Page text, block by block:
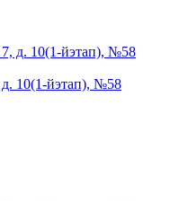
10(1-йэтап), №58